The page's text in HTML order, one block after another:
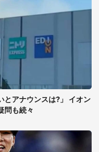
とアナウンスは?」 イオン
問も続々